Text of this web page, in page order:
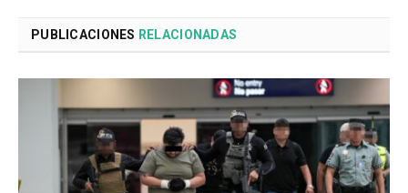
PUBLICACIONES RELACIONADAS